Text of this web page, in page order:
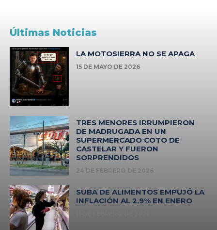
Últimas Noticias
LA MOTOSIERRA NO SE APAGA
15 DE MAYO DE 2026
TRES MENORES IRRUMPIERON
DE MADRUGADA EN UN
SUPERMERCADO COTO DE
CASTELAR Y FUERON
SORPRENDIDOS
24 DE FEBRERO DE 2026
SUBA DE ALIMENTOS EMPUJÓ LA
INFLACIÓN AL 2,9% EN ENERO